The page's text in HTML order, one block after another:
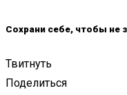
Сохрани себе, чтобы не
Твитнуть
Поделиться